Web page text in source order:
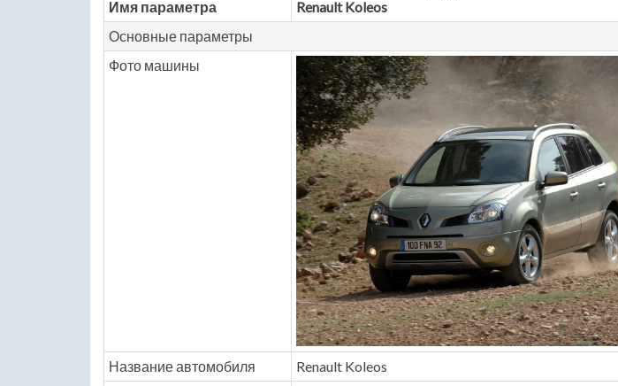
Имя параметра
Renault Koleos
Основные параметры
Фото машины
Название автомобиля Renault Koleos